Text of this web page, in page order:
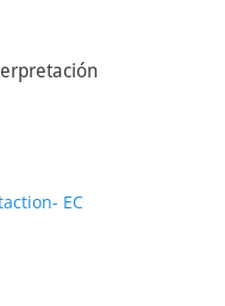
EC